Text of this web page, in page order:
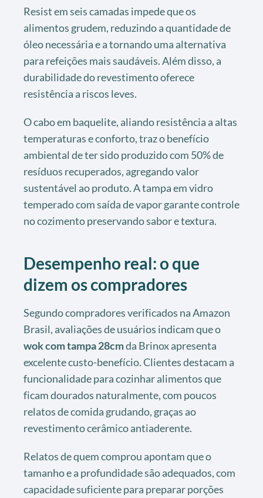
Resist em seis camadas impede que os
alimentos grudem, reduzindo a quantidade de
óleo necessária e a tornando uma alternativa
para refeições mais saudáveis. Além disso, a
durabilidade do revestimento oferece
resistência a riscos leves.
O cabo em baquelite, aliando resistência a altas
temperaturas e conforto, traz o benefício
ambiental de ter sido produzido com 50% de
resíduos recuperados, agregando valor
sustentável ao produto. A tampa em vidro
temperado com saída de vapor garante controle
no cozimento preservando sabor e textura.
Desempenho real: o que
dizem os compradores
Segundo compradores verificados na Amazon
Brasil, avaliações de usuários indicam que o
wok com tampa 28cmda Brinox apresenta
excelente custo-benefício. Clientes destacam a
funcionalidade para cozinhar alimentos que
ficam dourados naturalmente, com poucos
relatos de comida grudando, graças ao
revestimento cerâmico antiaderente.
Relatos de quem comprou apontam que o
tamanho e a profundidade são adequados, com
capacidade suficiente para preparar porções